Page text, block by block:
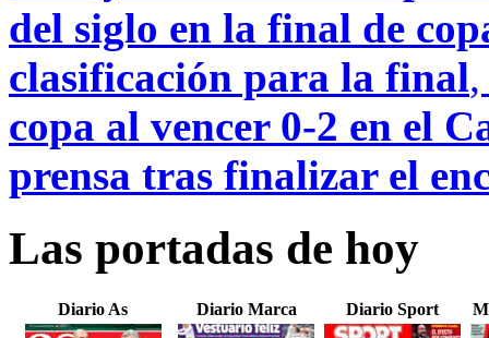
del siglo en la final de
clasificación para la final
copa al vencer 0-2 en el
prensa tras finalizar el
Las portadas de hoy
Diario As Diario Marca Diario Sport